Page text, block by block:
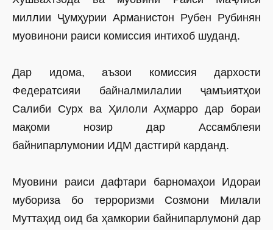
миллии Ҷумҳурии Арманистон Рубен Рубинян
муовинони раиси комиссия интихоб шуданд.
Дар идома, аъзои комиссия дархости
Федератсияи байналмилалии ҷамъиятҳои
Салиби Сурх ва Ҳилоли Аҳмарро дар бораи
мақоми нозир дар Ассамблеяи
байнипарлумонии ИДМ дастгирӣ карданд.
Муовини раиси дафтари барномаҳои Идораи
мубориза бо терроризми Созмони Милали
Муттаҳид оид ба ҳамкории байнипарлумонӣ дар